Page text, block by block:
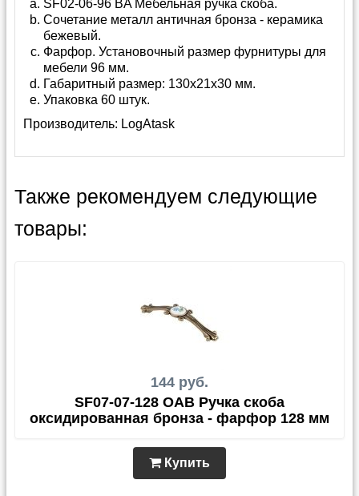
SF02-06-96 BA Мебельная ручка скоба.
Сочетание металл античная бронза - керамика
бежевый.
Фарфор. Установочный размер фурнитуры для
мебели 96 мм.
Габаритный размер: 130х21х30 мм.
Упаковка 60 штук.
Производитель: LogAtask
Также рекомендуем следующие
товары:
144 руб.
SF07-07-128 OAB Ручка скоба
оксидированная бронза - фарфор 128 мм
Купить